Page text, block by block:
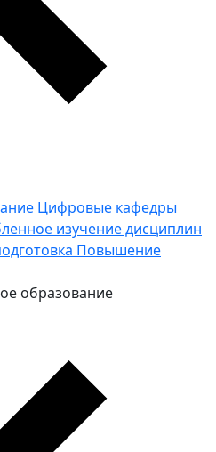
Цифровые кафедры
изучение дисциплин
Повышение
образование